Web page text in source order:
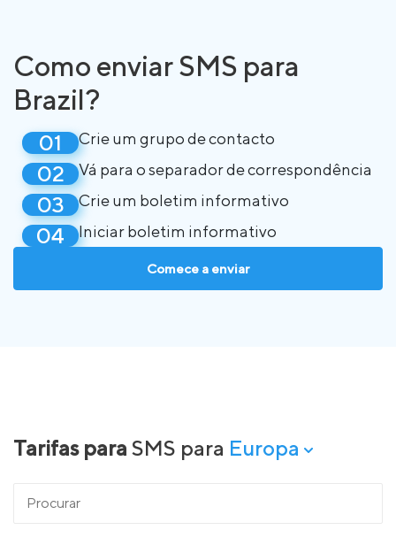
Como enviar SMS para
Brazil?
Crie um grupo de contacto
Vá para o separador de correspondência
Crie um boletim informativo
Iniciar boletim informativo
Comece a enviar
Tarifas para SMS para Europa